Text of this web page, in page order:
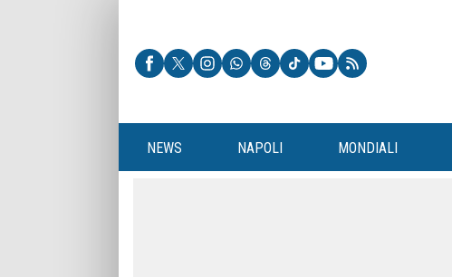
NEWS NAPOLI MONDIALI